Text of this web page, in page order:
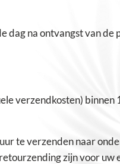
dag na ontvangst van
verzendkosten) binnen
te verzenden naar
zijn voor uw